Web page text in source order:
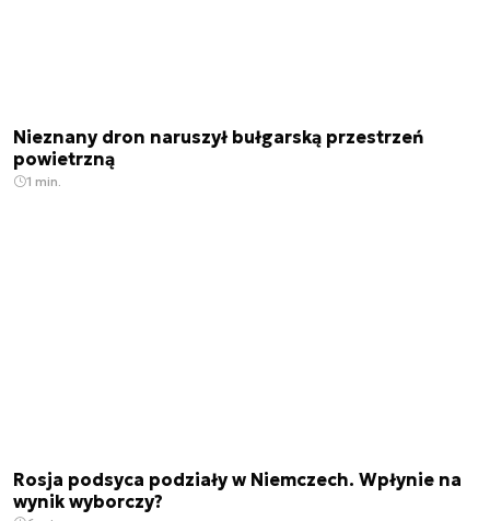
Nieznany dron naruszył bułgarską przestrzeń
powietrzną
1 min.
Rosja podsyca podziały w Niemczech. Wpłynie na
wynik wyborczy?